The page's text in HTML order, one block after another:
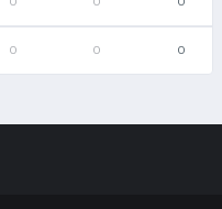
0 0 0